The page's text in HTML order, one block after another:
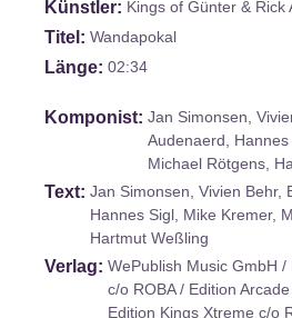
Künstler Kings of Günter & Rick
Titel Wandapokal
Länge 02:34
Komponist Jan Simonsen,
Audenaerd, Hannes
Michael Rötgens,
Text Jan Simonsen, Vivien Behr,
Hannes Sigl, Mike Kremer,
Hartmut Weßling
Verlag
WePublish Music GmbH
c/o ROBA / Edition
Edition Kings Xtreme c/o